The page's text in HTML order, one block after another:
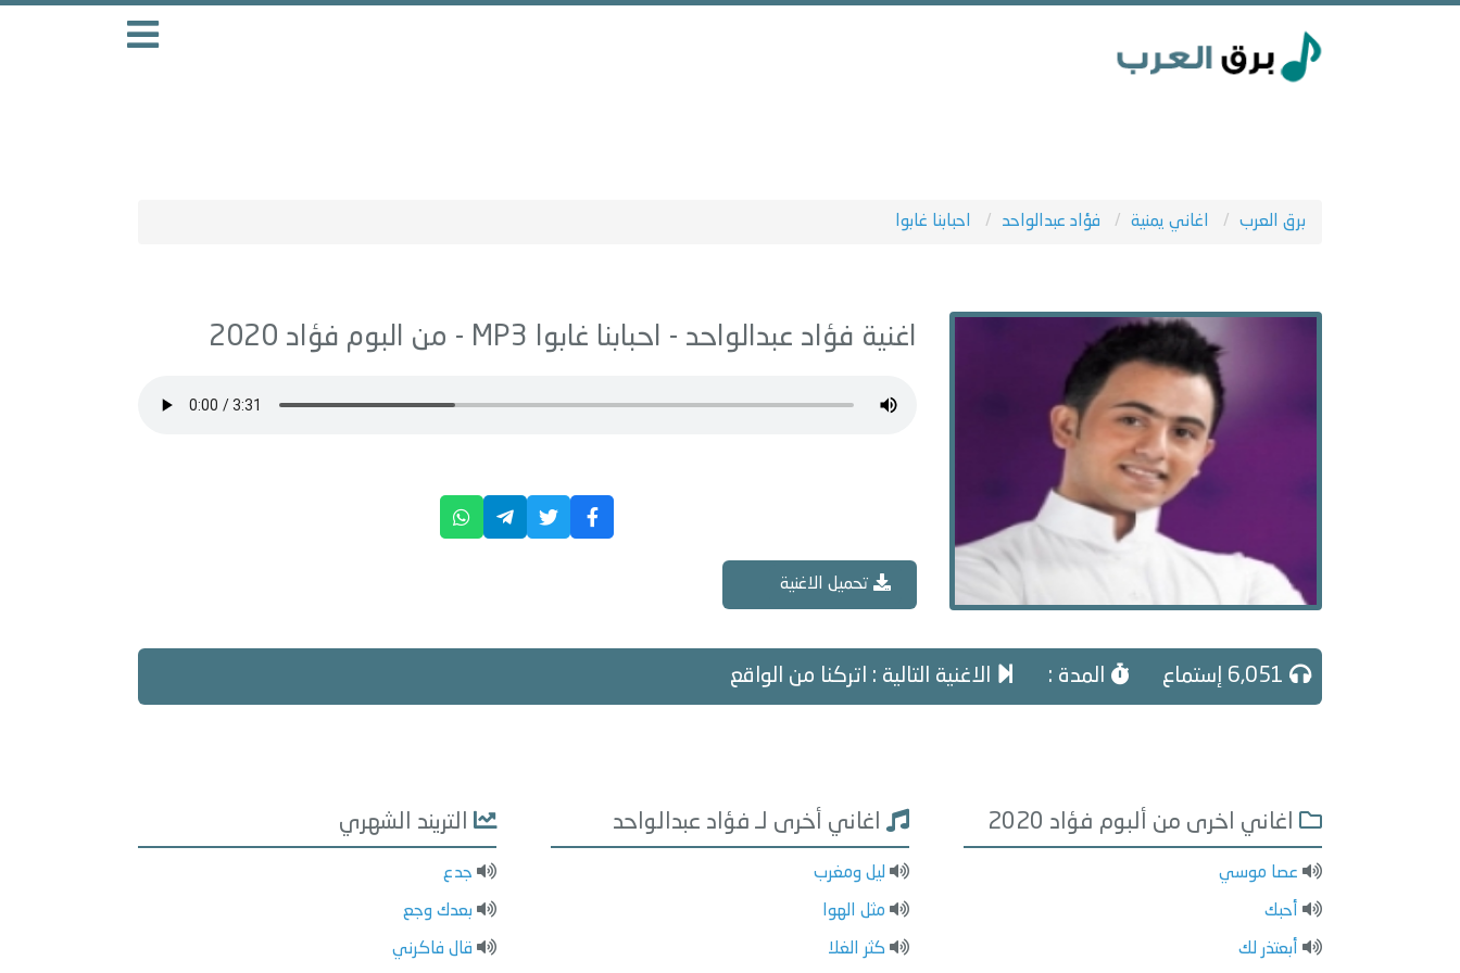
برق العرب اغاني يمنية فؤاد عبدالواحد احبابنا غابوا
اغنية فؤاد عبدالواحد - احبابنا غابوا فؤاد 2020
تحميل الاغنية
المدة : الاغنية التالية : اتركنا من الواقع
اغاني اخرى من ألبوم فؤاد 2020
عصا موسي
أحبك
أبعتذر لك
اغاني أخرى لـ فؤاد عبدالواحد
ليل ومغرب
مثل الهوا
كثر الغلا
التريند الشهري
جدع
بعدك وجع
قال فاكرني